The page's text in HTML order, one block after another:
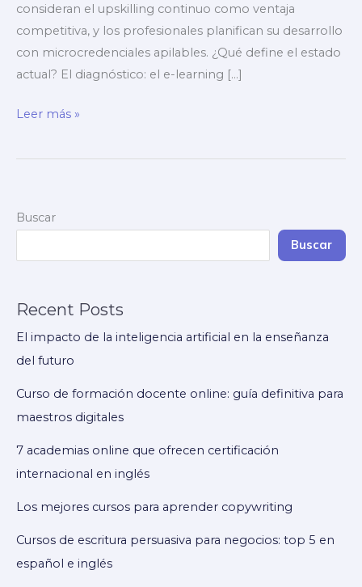
consideran el upskilling continuo como ventaja
competitiva, y los profesionales planifican su desarrollo
con microcredenciales apilables. ¿Qué define el estado
actual? El diagnóstico: el e-learning […]
El
del
línea:
en
learning
y
microcursos
Leer más »
Buscar
Buscar
Recent Posts
El impacto de la inteligencia artificial en la enseñanza
del futuro
Curso de formación docente online: guía definitiva para
maestros digitales
7 academias online que ofrecen certificación
internacional en inglés
Los mejores cursos para aprender copywriting
Cursos de escritura persuasiva para negocios: top 5 en
español e inglés